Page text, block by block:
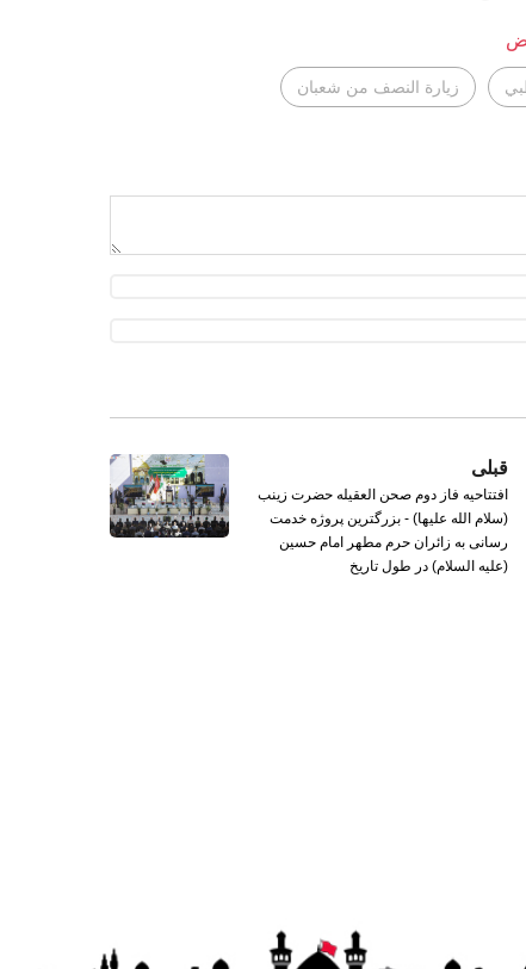
زيارة النصف من شعبان
قبلی
افتتاحیه فاز دوم صحن العقیله حضرت زینب
(سلام الله علیها) - بزرگترین پروژه خدمت
رسانی به زائران حرم مطهر امام حسین
(علیه السلام) در طول تاریخ